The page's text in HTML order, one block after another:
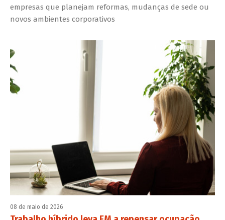
empresas que planejam reformas, mudanças de sede ou
novos ambientes corporativos
08 de maio de 2026